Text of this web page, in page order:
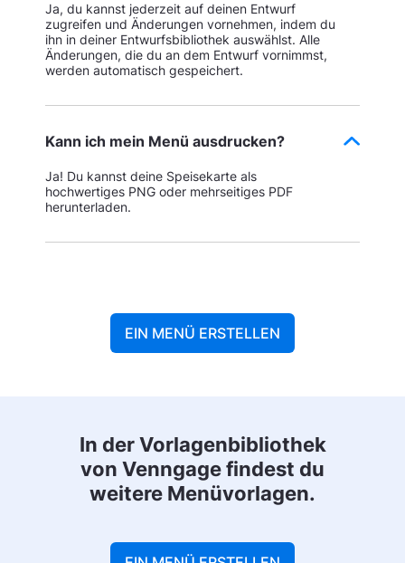
Ja, du kannst jederzeit auf deinen Entwurf
zugreifen und Änderungen vornehmen, indem du
ihn in deiner Entwurfsbibliothek auswählst. Alle
Änderungen, die du an dem Entwurf vornimmst,
werden automatisch gespeichert.
Kann ich mein Menü ausdrucken?
Ja! Du kannst deine Speisekarte als
hochwertiges PNG oder mehrseitiges PDF
herunterladen.
EIN MENÜ ERSTELLEN
In der Vorlagenbibliothek
von Venngage findest du
weitere Menüvorlagen.